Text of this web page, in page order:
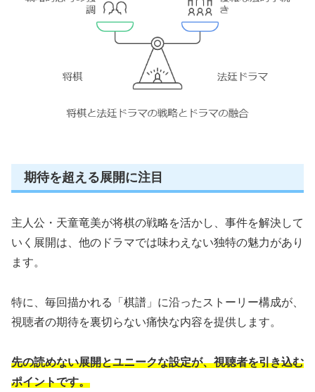
期待を超える展開に注目
主人公・天童竜美が将棋の戦略を活かし、事件を解決して
いく展開は、他のドラマでは味わえない独特の魅力があり
ます。
特に、毎回描かれる「棋譜」に沿ったストーリー構成が、
視聴者の期待を裏切らない痛快な内容を提供します。
先の読めない展開とユニークな設定が、視聴者を引き込む
ポイントです。